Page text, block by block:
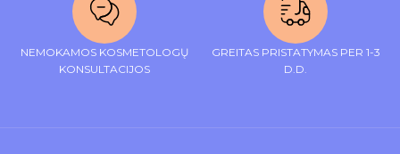
NEMOKAMOS KOSMETOLOGŲ
KONSULTACIJOS
GREITAS PRISTATYMAS PER 1-3
D.D.